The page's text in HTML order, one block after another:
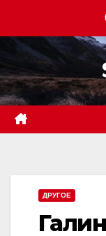
содержанию
ДРУГОЕ